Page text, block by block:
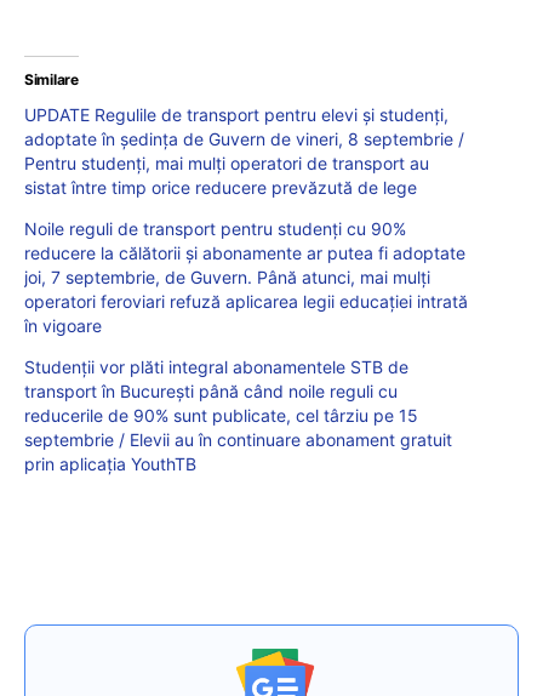
Similare
UPDATE Regulile de transport pentru elevi și studenți,
adoptate în ședința de Guvern de vineri, 8 septembrie /
Pentru studenți, mai mulți operatori de transport au
sistat între timp orice reducere prevăzută de lege
Noile reguli de transport pentru studenți cu 90%
reducere la călătorii și abonamente ar putea fi adoptate
joi, 7 septembrie, de Guvern. Până atunci, mai mulți
operatori feroviari refuză aplicarea legii educației intrată
în vigoare
Studenții vor plăti integral abonamentele STB de
transport în București până când noile reguli cu
reducerile de 90% sunt publicate, cel târziu pe 15
septembrie / Elevii au în continuare abonament gratuit
prin aplicația YouthTB